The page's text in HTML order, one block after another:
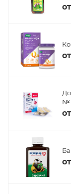
от
от
№
от
от